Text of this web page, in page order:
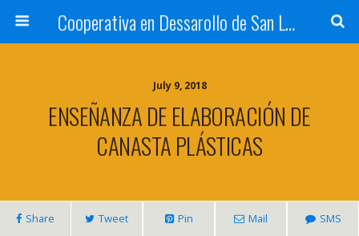
Cooperativa en Dessarollo de San Luis
July 9, 2018
ENSEÑANZA DE ELABORACIÓN DE
CANASTA PLÁSTICAS
Share Tweet Pin Mail SMS